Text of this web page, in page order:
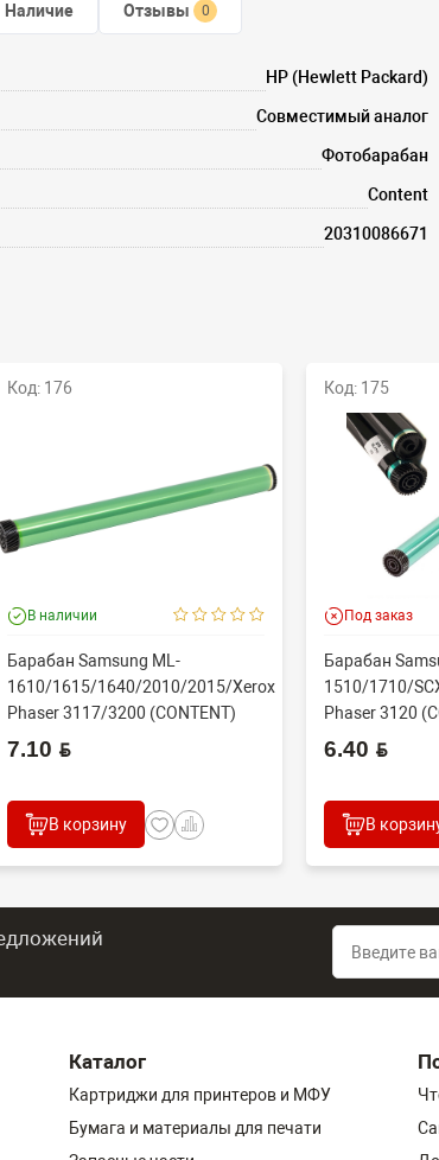
Наличие Отзывы 0
HP (Hewlett Packard)
Совместимый аналог
Фотобарабан
Content
20310086671
Код: 176
В наличии
Барабан Samsung ML-
1610/1615/1640/2010/2015/Xerox
Phaser 3117/3200 (CONTENT)
7.10 BYN
В корзину
Код: 175
Под заказ
Барабан
1510/1710/
Phaser 3120
6.40 BYN
В
Каталог
Картриджи для принтеров и МФУ
Бумага и материалы для печати